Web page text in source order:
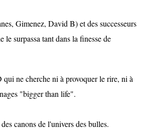
Gimenez, David B) et des successeurs
surpassa tant dans la finesse de
ne cherche ni à provoquer le rire, ni à
"bigger than life".
canons de l'univers des bulles.